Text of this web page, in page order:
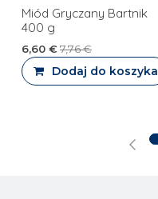
Miód Gryczany Bartnik
400 g
6,60 €7,76€
Dodaj do koszyka